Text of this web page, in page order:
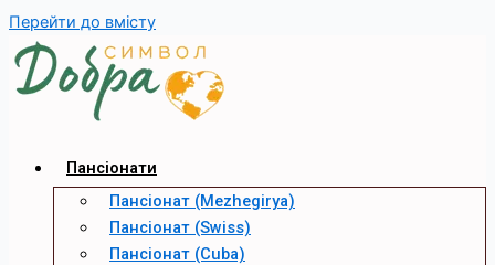
Перейти до вмісту
Пансіонати
Пансіонат (Mezhegirya)
Пансіонат (Swiss)
Пансіонат (Cuba)